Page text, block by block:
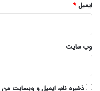
ایمیل*
وب‌ سایت
ذخیره نام، ایمیل و وبسایت من